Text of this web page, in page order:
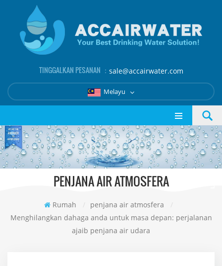
TINGGALKAN PESANAN ： sale@accairwater.com
Melayu
PENJANA AIR ATMOSFERA
Rumah / penjana air atmosfera
/
Menghilangkan dahaga anda untuk masa depan: perjalanan
ajaib penjana air udara